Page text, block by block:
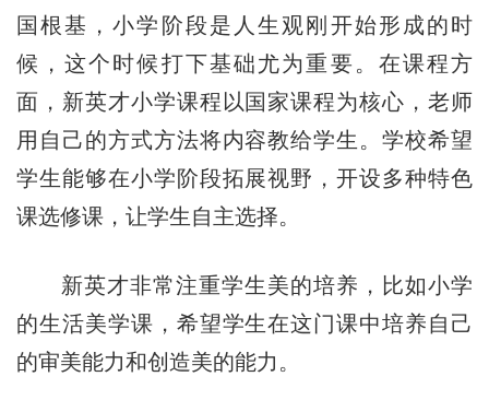
国根基，小学阶段是人生观刚开始形成的时
候，这个时候打下基础尤为重要。在课程方
面，新英才小学课程以国家课程为核心，老师
用自己的方式方法将内容教给学生。学校希望
学生能够在小学阶段拓展视野，开设多种特色
课选修课，让学生自主选择。
新英才非常注重学生美的培养，比如小学
的生活美学课，希望学生在这门课中培养自己
的审美能力和创造美的能力。